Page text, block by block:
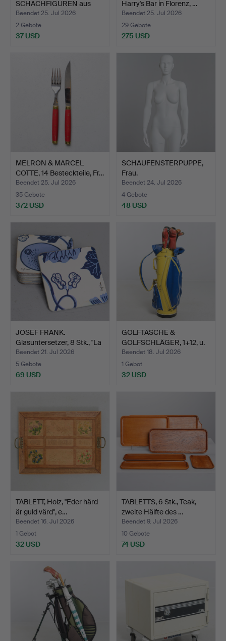
SCHACHFIGUREN aus
Holz, 107 Teile.
Beendet 25. Jul 2026
2 Gebote
37 USD
Harry's Bar in Florenz, …
Beendet 25. Jul 2026
29 Gebote
275 USD
MELRON & MARCEL
COTTE, 14 Besteckteile, Fr…
Beendet 25. Jul 2026
35 Gebote
372 USD
SCHAUFENSTERPUPPE,
Frau.
Beendet 24. Jul 2026
4 Gebote
48 USD
JOSEF FRANK.
Glasuntersetzer, 8 Stk., "La
…
Beendet 21. Jul 2026
5 Gebote
69 USD
GOLFTASCHE &
GOLFSCHLÄGER, 1+12, u.
a. Mac…
Beendet 18. Jul 2026
1 Gebot
32 USD
TABLETT, Holz, "Eder härd
är guld värd", e…
Beendet 16. Jul 2026
1 Gebot
32 USD
TABLETTS, 6 Stk., Teak,
zweite Hälfte des …
Beendet 9. Jul 2026
10 Gebote
74 USD